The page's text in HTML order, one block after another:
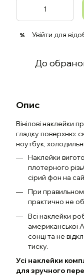
% Увійти для
До
Опис
Вінілові наклейки
гладку поверхню:
ноутбук,
Наклейки
плотерного
сірий фон на
При
практично не
Всі наклейки
американської
сонці та не
тиску.
Усі наклейки
для зручного